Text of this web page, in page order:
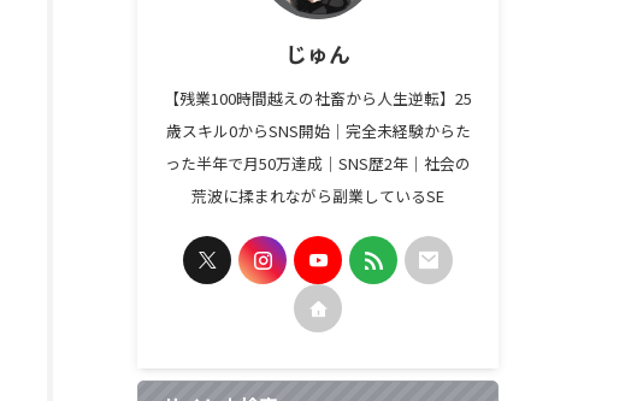
じゅん
【残業100時間越えの社畜から人生逆転】25
歳スキル0からSNS開始｜完全未経験からた
った半年で月50万達成｜SNS歴2年｜社会の
荒波に揉まれながら副業しているSE